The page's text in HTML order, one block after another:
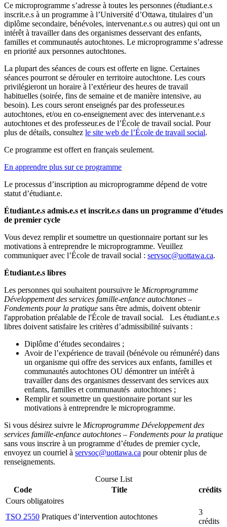
Ce microprogramme s’adresse à toutes les personnes (étudiant.e.s
inscrit.e.s à un programme à l’Université d’Ottawa, titulaires d’un
diplôme secondaire, bénévoles, intervenant.e.s ou autres) qui ont un
intérêt à travailler dans des organismes desservant des enfants,
familles et communautés autochtones. Le microprogramme s’adresse
en priorité aux personnes autochtones.
La plupart des séances de cours est offerte en ligne. Certaines
séances pourront se dérouler en territoire autochtone. Les cours
privilégieront un horaire à l’extérieur des heures de travail
habituelles (soirée, fins de semaine et de manière intensive, au
besoin). Les cours seront enseignés par des professeur.es
autochtones, et/ou en co-enseignement avec des intervenant.e.s
autochtones et des professeur.es de l’École de travail social. Pour
plus de détails, consultez le site web de l’École de travail social.
Ce programme est offert en français seulement.
En apprendre plus sur ce programme
Le processus d’inscription au microprogramme dépend de votre
statut d’étudiant.e.
Étudiant.e.s admis.e.s et inscrit.e.s dans un programme d’études
de premier cycle
Vous devez remplir et soumettre un questionnaire portant sur les
motivations à entreprendre le microprogramme. Veuillez
communiquer avec l’École de travail social : servsoc@uottawa.ca.
Étudiant.e.s libres
Les personnes qui souhaitent poursuivre le Microprogramme
Développement des services famille-enfance autochtones –
Fondements pour la pratique sans être admis, doivent obtenir
l'approbation préalable de l'École de travail social. Les étudiant.e.s
libres doivent satisfaire les critères d’admissibilité suivants :
Diplôme d’études secondaires ;
Avoir de l’expérience de travail (bénévole ou rémunéré) dans
un organisme qui offre des services aux enfants, familles et
communautés autochtones OU démontrer un intérêt à
travailler dans des organismes desservant des services aux
enfants, familles et communautés autochtones ;
Remplir et soumettre un questionnaire portant sur les
motivations à entreprendre le microprogramme.
Si vous désirez suivre le Microprogramme Développement des
services famille-enfance autochtones – Fondements pour la pratique
sans vous inscrire à un programme d’études de premier cycle,
envoyez un courriel à servsoc@uottawa.ca pour obtenir plus de
renseignements.
Course List
Code
Title
crédits
Cours obligatoires
TSO 2550 Pratiques d’intervention autochtones
3
crédits